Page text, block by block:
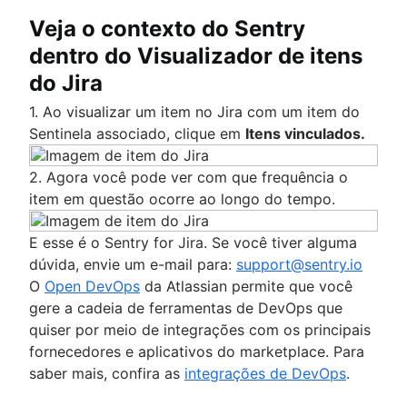
Veja o contexto do Sentry
dentro do Visualizador de itens
do Jira
1. Ao visualizar um item no Jira com um item do
Sentinela associado, clique em Itens vinculados.
2. Agora você pode ver com que frequência o
item em questão ocorre ao longo do tempo.
E esse é o Sentry for Jira. Se você tiver alguma
dúvida, envie um e-mail para: support@sentry.io
O Open DevOps da Atlassian permite que você
gere a cadeia de ferramentas de DevOps que
quiser por meio de integrações com os principais
fornecedores e aplicativos do marketplace. Para
saber mais, confira as integrações de DevOps.